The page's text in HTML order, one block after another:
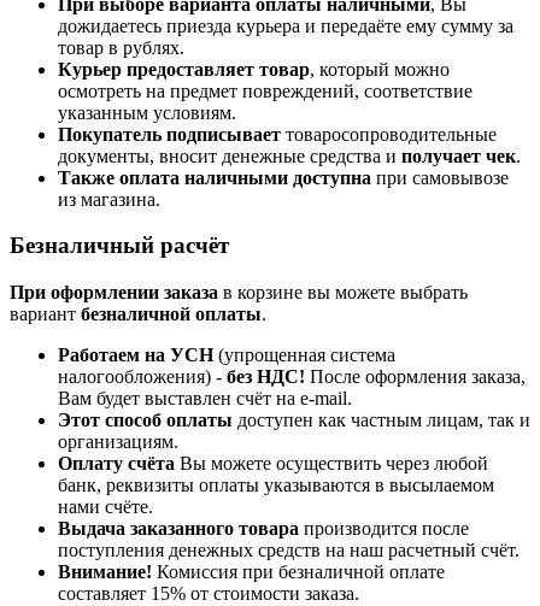
дожидаетесь приезда курьера и передаёте ему сумму за
товар в рублях.
Курьер предоставляет товар, который можно
осмотреть на предмет повреждений, соответствие
указанным условиям.
Покупатель подписывает товаросопроводительные
документы, вносит денежные средства и получает чек.
Также оплата наличными доступна при самовывозе
из магазина.
Безналичный расчёт
При оформлении заказа в корзине вы можете выбрать
вариант безналичной оплаты.
Работаем на УСН(упрощенная система
налогообложения) - без НДС! После оформления заказа,
Вам будет выставлен счёт на e-mail.
Этот способ оплаты доступен как частным лицам, так и
организациям.
Оплату счёта Вы можете осуществить через любой
банк, реквизиты оплаты указываются в высылаемом
нами счёте.
Выдача заказанного товара производится после
поступления денежных средств на наш расчетный счёт.
Внимание! Комиссия при безналичной оплате
составляет 15% от стоимости заказа.